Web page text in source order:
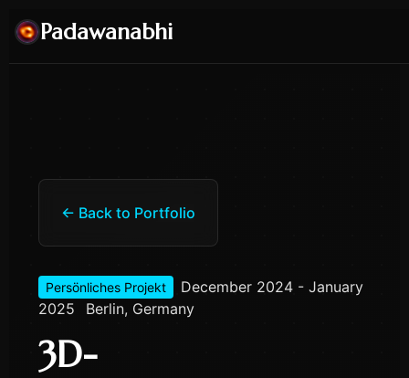
Padawanabhi
← Back to Portfolio
Persönliches Projekt
December 2024 - January
2025
Berlin, Germany
3D-